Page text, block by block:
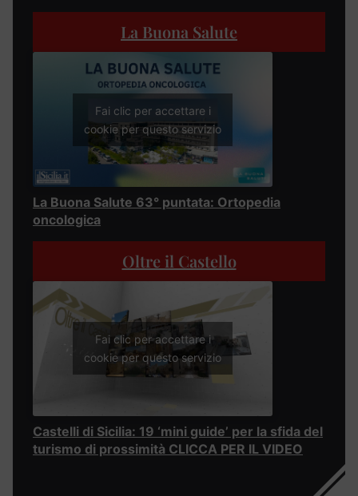
La Buona Salute
Fai clic per accettare i
cookie per questo servizio
La Buona Salute 63° puntata: Ortopedia
oncologica
Oltre il Castello
Fai clic per accettare i
cookie per questo servizio
Castelli di Sicilia: 19 ‘mini guide’ per la sfida del
turismo di prossimità CLICCA PER IL VIDEO